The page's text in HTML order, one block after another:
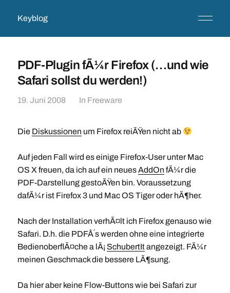
Keyblog
PDF-Plugin fÃ¼r Firefox (…und wie
Safari sollst du werden!)
19. Juni 2008 In Freeware
Die Diskussionen um Firefox reiÃŸen nicht ab
Auf jeden Fall wird es einige Firefox-User unter Mac
OS X freuen, da ich auf ein neuesAddOn fÃ¼r die
PDF-Darstellung gestoÃŸen bin. Voraussetzung
dafÃ¼r ist Firefox 3 und Mac OS Tiger oder hÃ¶her.
Nach der Installation verhÃ¤lt ich Firefox genauso wie
Safari. D.h. die PDFÂ´s werden ohne eine integrierte
BedienoberflÃ¤che a lÃ¡ SchubertItangezeigt. FÃ¼r
meinen Geschmack die bessere LÃ¶sung.
Da hier aber keine Flow-Buttons wie bei Safari zur